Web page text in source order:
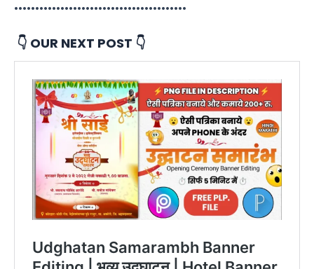
•••••••••••••••••••••••••••••••••••••••••
👇 OUR NEXT POST 👇